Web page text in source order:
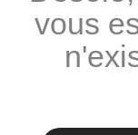
vous